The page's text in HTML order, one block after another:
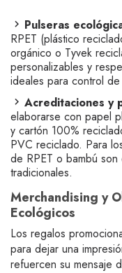
Pulseras
RPET (plástico
orgánico o Tyvek
personalizables y
ideales para control
Acreditaciones y
elaborarse con papel
y cartón 100%
PVC reciclado. Para
de RPET o bambú
tradicionales.
Merchandising y
Ecológicos
Los regalos
para dejar una
refuercen su mensaje